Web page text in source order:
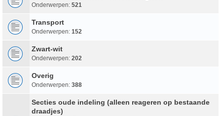
Onderwerpen: 521
Transport
Onderwerpen: 152
Zwart-wit
Onderwerpen: 202
Overig
Onderwerpen: 388
Secties oude indeling (alleen reageren op bestaande
draadjes)